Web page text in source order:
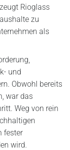
Rioglass
zu
als
und
Obwohl bereits
war das
Weg von rein
fester
wird.